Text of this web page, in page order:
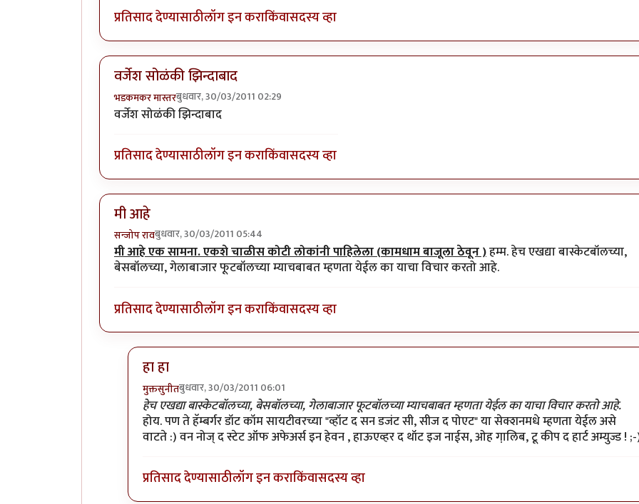
प्रतिसाद देण्यासाठीलॉग इन कराकिंवासदस्य व्हा
वर्जेश सोळंकी झिन्दाबाद
भडकमकर मास्तरबुधवार, 30/03/2011 02:29
वर्जेश सोळंकी झिन्दाबाद
प्रतिसाद देण्यासाठीलॉग इन कराकिंवासदस्य व्हा
मी आहे
सन्जोप रावबुधवार, 30/03/2011 05:44
मी आहे एक सामना. एकशे चाळीस कोटी लोकांनी पाहिलेला (कामधाम बाजूला ठेवून )हम्म. हेच एखद्या बास्केटबॉलच्या,
बेसबॉलच्या, गेलाबाजार फूटबॉलच्या म्याचबाबत म्हणता येईल का याचा विचार करतो आहे.
प्रतिसाद देण्यासाठीलॉग इन कराकिंवासदस्य व्हा
हा हा
मुक्तसुनीतबुधवार, 30/03/2011 06:01
In reply toमी आहेbyसन्जोप राव
हेच एखद्या बास्केटबॉलच्या, बेसबॉलच्या, गेलाबाजार फूटबॉलच्या म्याचबाबत म्हणता येईल का याचा विचार करतो आहे.
होय. पण ते हॅम्बर्गर डॉट कॉम सायटीवरच्या "व्हॉट द सन डजंट सी, सीज द पोएट" या सेक्शनमधे म्हणता येईल असे
वाटते :) वन नोज् द स्टेट ऑफ अफेअर्स इन हेवन , हाऊएव्हर द थॉट इज नाईस, ओह गा़लिब, टू कीप द हार्ट अम्युज्ड !
प्रतिसाद देण्यासाठीलॉग इन कराकिंवासदस्य व्हा